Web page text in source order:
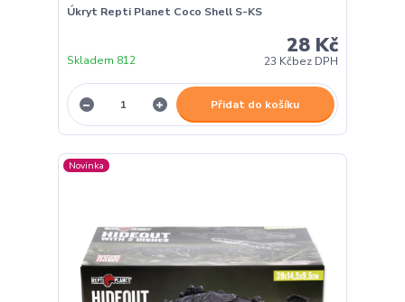
Úkryt Repti Planet Coco Shell S-KS
28 Kč
23 Kčbez DPH
Skladem 812
Přidat do košíku
Novinka